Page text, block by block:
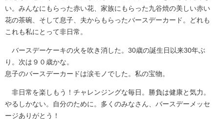
い。みんなにもらった赤い花、家族にもらった九谷焼の美しい赤い
花の茶碗、そして息子、夫からもらったバースデーカード。どれも
これも私にとって非日常。
バースデーケーキの火を吹き消した。30歳の誕生日以来30年ぶ
り。次は９０歳かな。
息子のバースデーカードは涙モノでした。私の宝物。
非日常を楽しもう！チャレンジングな毎日。勝負は健康と気力。
やるしかない。自分のために。多くのみなさん、バースデーメッセ
ージありがとう！